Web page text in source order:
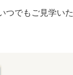
つでもご見学いた